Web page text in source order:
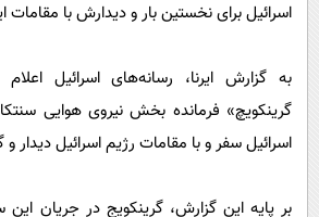
گوناگون
حوادث
آشپزی
دانلود
اسرائیل برای نخستین بار و دیدارش با مقامات
به گزارش ایرنا، رسانه‌های اسرائیل
گرینکویچ» فرمانده بخش نیروی هوایی
اسرائیل سفر و با مقامات رژیم اسرائیل دیدار
بر پایه این گزارش، گرینکویج در جریان این